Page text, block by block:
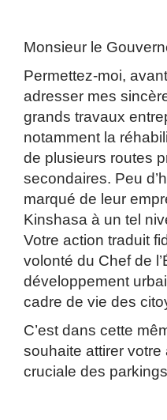
Monsieur le
Permettez-moi,
adresser mes
grands travaux
notamment la
de plusieurs routes
secondaires. Peu
marqué de leur
Kinshasa à un tel
Votre action traduit
volonté du Chef de
développement
cadre de vie des
C’est dans cette
souhaite attirer
cruciale des